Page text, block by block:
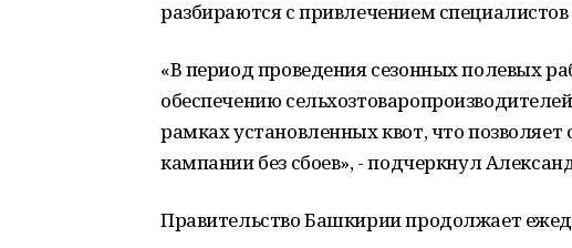
разбираются с привлечением
«В период проведения сезонных полевых
обеспечению
рамках установленных квот, что
кампании без сбоев», - подчеркнул
Правительство Башкирии продолжает